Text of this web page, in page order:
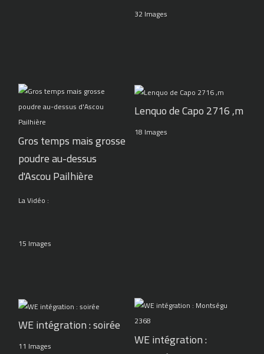
32 Images
Gros temps mais grosse
poudre au-dessus
d'Ascou Pailhière
La Vidéo :
15 Images
Lenquo de Capo 2716 ,m
18 Images
WE intégration : soirée
11 Images
WE intégration :